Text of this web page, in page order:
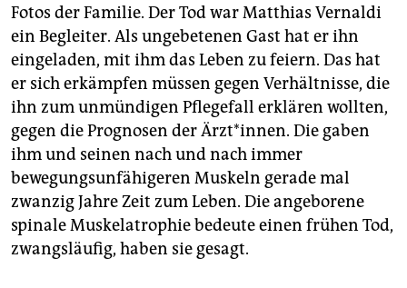
abo
genossenschaft
epaper login
Fotos der Familie. Der Tod war Matthias Vernaldi
ein Begleiter. Als ungebetenen Gast hat er ihn
eingeladen, mit ihm das Leben zu feiern. Das hat
er sich erkämpfen müssen gegen Verhältnisse, die
ihn zum unmündigen Pflegefall erklären wollten,
gegen die Prognosen der Ärzt*innen. Die gaben
ihm und seinen nach und nach immer
bewegungsunfähigeren Muskeln gerade mal
zwanzig Jahre Zeit zum Leben. Die angeborene
spinale Muskelatrophie bedeute einen frühen Tod,
zwangsläufig, haben sie gesagt.